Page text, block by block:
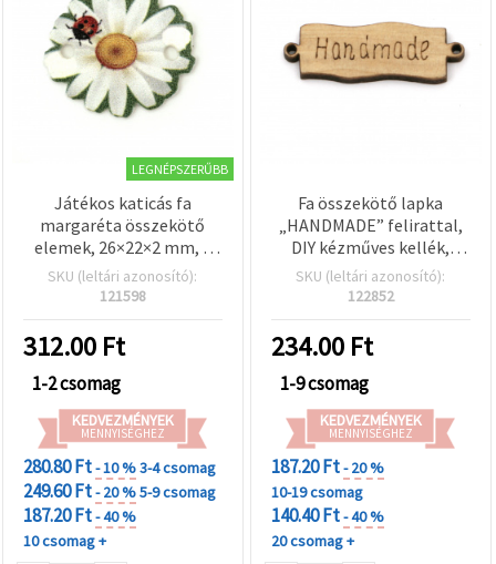
LEGNÉPSZERŰBB
Játékos katicás fa
margaréta összekötő
elemek, 26×22×2 mm, 2
mm-es furattal – 10
darabos csomag
kreatív DIY projektekhez
SKU (leltári azonosító):
121598
312.00 Ft
1-2 csomag
KEDVEZMÉNYEK
MENNYISÉGHEZ
280.80 Ft- 10 %3-4 csomag
249.60 Ft- 20 %5-9 csomag
187.20 Ft- 40 %
10 csomag +
Fa összekötő lapka
„HANDMADE” felirattal,
DIY kézműves kellék,
43×14×4 mm, lyuk 2 mm –
5 db
SKU (leltári azonosító):
122852
234.00 Ft
1-9 csomag
KEDVEZMÉNYEK
MENNYISÉGHEZ
187.20 Ft- 20 %
10-19 csomag
140.40 Ft- 40 %
20 csomag +